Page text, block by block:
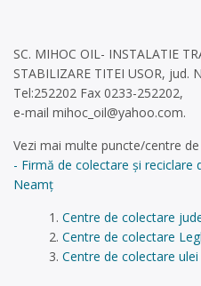
SC. MIHOC OIL- INSTALATIE
STABILIZARE TITEI USOR, jud.
Tel:252202 Fax 0233-252202,
e-mail mihoc_oil@yahoo.com.
Vezi mai multe puncte/centre
- Firmă de colectare și reciclare
Neamț
Centre de colectare
Centre de colectare
Centre de colectare